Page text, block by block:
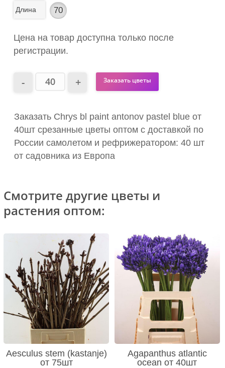
Длина 70
Цена на товар доступна только после
регистрации.
Заказать цветы
Заказать Chrys bl paint antonov pastel blue от
40шт срезанные цветы оптом с доставкой по
России самолетом и рефрижератором: 40 шт
от садовника из Европа
Смотрите другие цветы и
растения оптом:
Aesculus stem (kastanje)
от 75шт
Agapanthus atlantic
ocean от 40шт